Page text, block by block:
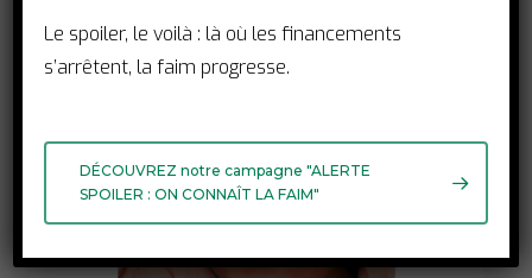
Le spoiler, le voilà : là où les financements
s’arrêtent, la faim progresse.
DÉCOUVREZ notre campagne "ALERTE
SPOILER : ON CONNAÎT LA FAIM"